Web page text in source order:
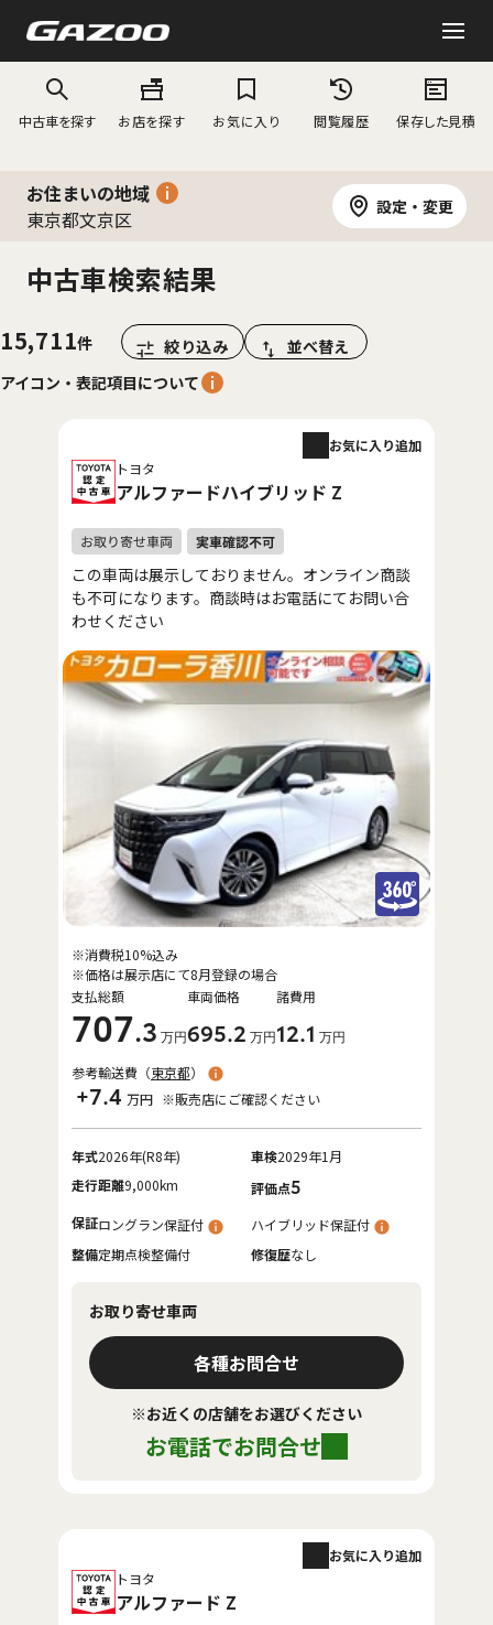
中古車を探す お店を探す お気に入り 閲覧履歴 保存した見積
お住まいの地域
東京都文京区
設定・変更
中古車検索結果
15,711 絞り込み
並べ替え
アイコン・表記項目について
トヨタ
アルファードハイブリッド Z
お気に入り追加
この車両は展示しておりません。オンライン商談
も不可になります。商談時はお電話にてお問い合
わせください
支払総額
707.3 万円
車両価格
695.2 万円
諸費用
12.1 万円
※消費税10%込み
※価格は展示店にて8月登録の場合
参考輸送費（東京都）
+7.4 万円 ※販売店にご確認ください
年式2026年(R8年) 車検2029年1月
走行距離9,000km 評価点5
保証ロングラン保証付
ハイブリッド保証付
整備定期点検整備付 修復歴なし
お取り寄せ車両
各種お問合せ
※お近くの店舗をお選びください
お電話でお問合せ
トヨタ
アルファード Z
お気に入り追加